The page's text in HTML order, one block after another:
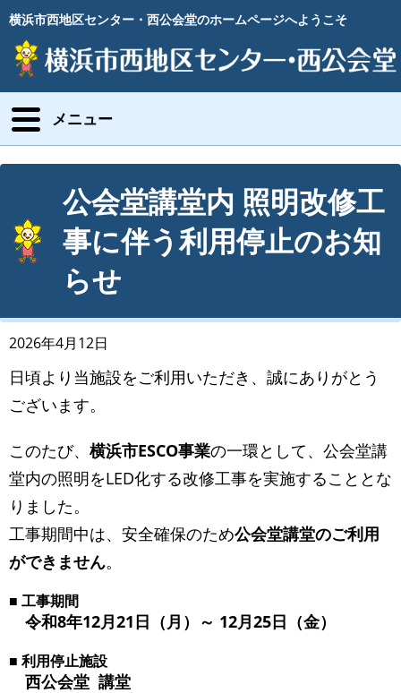
横浜市西地区センター・西公会堂のホームページへようこそ
メニュー
公会堂講堂内 照明改修工
事に伴う利用停止のお知
らせ
2026年4月12日
日頃より当施設をご利用いただき、誠にありがとう
ございます。
このたび、 横浜市ESCO事業の一環として、公会堂講
堂内の照明をLED化する改修工事を実施することとな
りました。
工事期間中は、安全確保のため公会堂講堂のご利用
ができません。
■ 工事期間
令和8年12月21日（月）～ 12月25日（金）
■ 利用停止施設
西公会堂 講堂